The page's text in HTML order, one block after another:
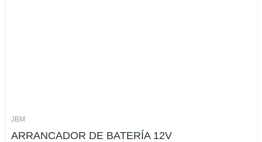
JBM
ARRANCADOR DE BATERÍA 12V